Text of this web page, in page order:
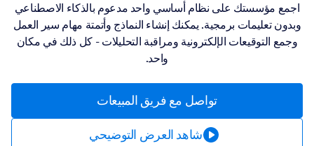
اجمع مؤسستك على نظام أساسي واحد مدعوم بالذكاء الاصطناعي
وبدون تعليمات برمجية. يمكنك إنشاء النماذج وأتمتة مهام سير العمل
وجمع التوقيعات الإلكترونية ومراقبة التحليلات - كل ذلك في مكان
واحد.
تواصل مع فريق المبيعات
شاهد العرض التوضيحي